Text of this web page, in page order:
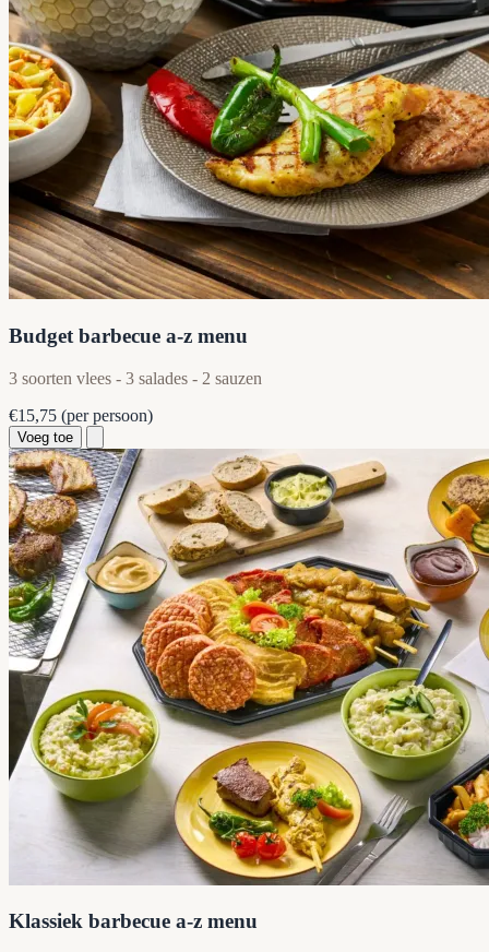
Budget barbecue a-z menu
3 soorten vlees - 3 salades - 2 sauzen
€15,75 (per persoon)
Voeg toe
Klassiek barbecue a-z menu